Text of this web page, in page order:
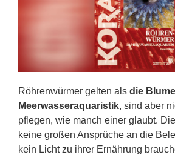
Röhrenwürmer gelten als die
Meerwasseraquaristik, sind aber
pflegen, wie manch einer glaubt.
keine großen Ansprüche an die
kein Licht zu ihrer Ernährung